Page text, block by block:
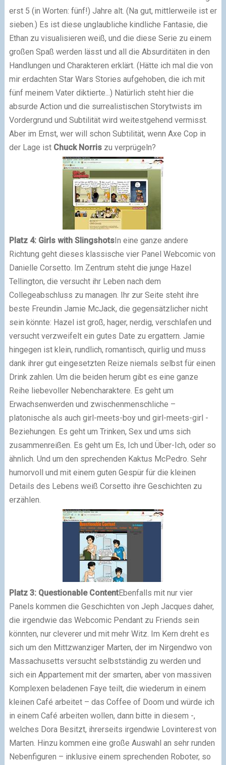
erst 5 (in Worten: fünf!) Jahre alt. (Na gut, mittlerweile ist er
sieben.) Es ist diese unglaubliche kindliche Fantasie, die
Ethan zu visualisieren weiß, und die diese Serie zu einem
großen Spaß werden lässt und all die Absurditäten in den
Handlungen und Charakteren erklärt. (Hätte ich mal die von
mir erdachten Star Wars Stories aufgehoben, die ich mit
fünf meinem Vater diktierte...) Natürlich steht hier die
absurde Action und die surrealistischen Storytwists im
Vordergrund und Subtilität wird weitestgehend vermisst.
Aber im Ernst, wer will schon Subtilität, wenn Axe Cop in
der Lage ist Chuck Norriszu verprügeln?
Platz 4: Girls with SlingshotsIn eine ganze andere
Richtung geht dieses klassische vier Panel Webcomic von
Danielle Corsetto. Im Zentrum steht die junge Hazel
Tellington, die versucht ihr Leben nach dem
Collegeabschluss zu managen. Ihr zur Seite steht ihre
beste Freundin Jamie McJack, die gegensätzlicher nicht
sein könnte: Hazel ist groß, hager, nerdig, verschlafen und
versucht verzweifelt ein gutes Date zu ergattern. Jamie
hingegen ist klein, rundlich, romantisch, quirlig und muss
dank ihrer gut eingesetzten Reize niemals selbst für einen
Drink zahlen. Um die beiden herum gibt es eine ganze
Reihe liebevoller Nebencharaktere. Es geht um
Erwachsenwerden und zwischenmenschliche –
platonische als auch girl-meets-boy und girl-meets-girl -
Beziehungen. Es geht um Trinken, Sex und ums sich
zusammenreißen. Es geht um Es, Ich und Über-Ich, oder so
ähnlich. Und um den sprechenden Kaktus McPedro. Sehr
humorvoll und mit einem guten Gespür für die kleinen
Details des Lebens weiß Corsetto ihre Geschichten zu
erzählen.
Platz 3: Questionable ContentEbenfalls mit nur vier
Panels kommen die Geschichten von Jeph Jacques daher,
die irgendwie das Webcomic Pendant zu Friends sein
könnten, nur cleverer und mit mehr Witz. Im Kern dreht es
sich um den Mittzwanziger Marten, der im Nirgendwo von
Massachusetts versucht selbstständig zu werden und
sich ein Appartement mit der smarten, aber von massiven
Komplexen beladenen Faye teilt, die wiederum in einem
kleinen Café arbeitet – das Coffee of Doom und würde ich
in einem Café arbeiten wollen, dann bitte in diesem -,
welches Dora Besitzt, ihrerseits irgendwie Lovinterest von
Marten. Hinzu kommen eine große Auswahl an sehr runden
Nebenfiguren – inklusive einem sprechenden Roboter, so